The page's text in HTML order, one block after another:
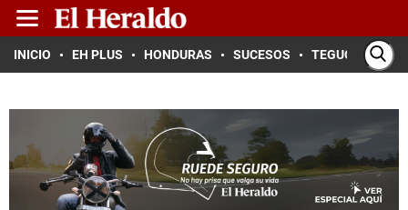
INICIO EH PLUS HONDURAS SUCESOS TEGUCIGALPA